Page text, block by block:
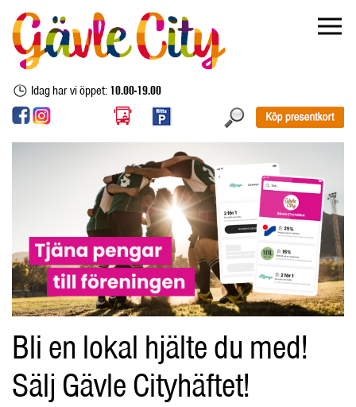
Idag har vi öppet:10.00-19.00
Bli en lokal hjälte du med!
Sälj Gävle Cityhäftet!